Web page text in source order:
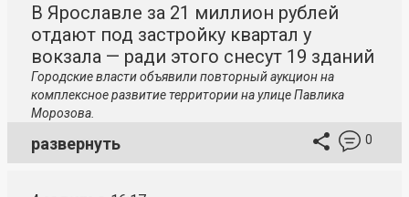
В Ярославле за 21 миллион рублей
отдают под застройку квартал у
вокзала — ради этого снесут 19 зданий
Городские власти объявили повторный аукцион на
комплексное развитие территории на улице Павлика
Морозова.
развернуть 0